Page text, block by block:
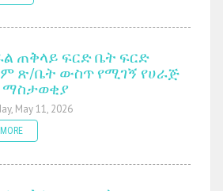
ጠቅላይ ፍርድ ቤት ፍርድ
ጽ/ቤት ውስጥ የሚገኝ የሀራጅ
May 11, 2026